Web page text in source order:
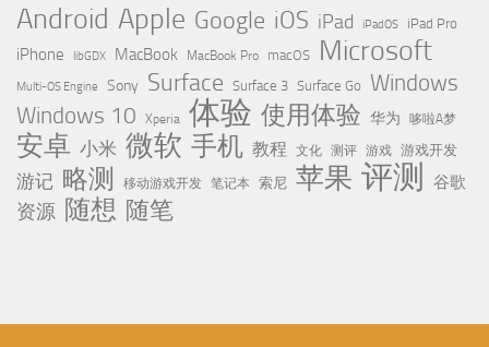
Android Apple Google iOS iPad iPadOS iPad Pro
iPhone libGDX MacBook MacBook Pro macOS Microsoft
Multi-OS Engine Sony Surface Surface 3 Surface Go Windows
Windows 10 Xperia 体验 使用体验 华为 哆啦A梦
安卓 小米 微软 手机 教程 文化 测评 游戏 游戏开发
游记 略测 移动游戏开发 笔记本 索尼 苹果 评测 谷歌
资源 随想 随笔